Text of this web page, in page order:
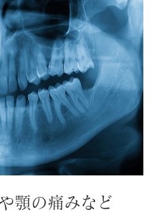
顎の痛みなど